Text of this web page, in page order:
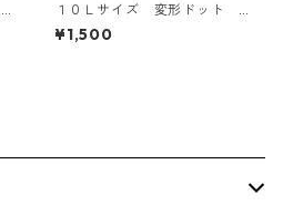
１０Ｌサイズ 変形ドット
花柄 ボウタイブラウス オ
フホワイト KAE-4773
¥1,500